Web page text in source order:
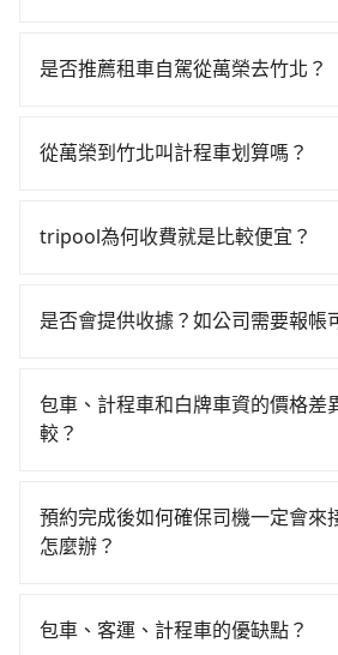
計程車前往高鐵站！從最早06:15一
元、車程約285分鐘。抵達高鐵站
價330元，再用5分鐘出站，最後再
行，高鐵加轉乘之平均每人花費為
城市的200倍。縱使幸運攔到一輛
小黃司機不按表收費，看乘客是外
鐵而不預約包車，不僅每人至少額
且更會額外浪費時間在轉乘與等車
用。
是否推薦租車自駕從萬榮去竹北？
間租車公司，如果不想額外花時間
從萬榮到竹北叫計程車划算嗎？
灣大車隊。依照里程跳錶計算，價
程車約1,010輛，計程車密度為雙北
這麼好叫，建議事先做好規劃。再
車司機不按錶計費，約有32%會採
輛計程車的費用就貴了，改預約一
型車最高可省$1,400。
tripool為何收費就是比較便宜？
一次使用tripool的會擔心價格比市
淘汰顧客評分較低的司機，且車輛
機也絕對不會在車內吸煙，於新冠
車率，也就是提高俗稱「回頭車」
在成本的控制，更是在傳統旺季（
低，如此便反應在服務品質的控管
是否會提供收據？如公司需要報帳
旅行業代收轉付電子收據，如果公
約付款前可以輸入公司的抬頭與統
包車、計程車和白牌車資的價格差
較？
包車：優點是搭乘舒適可以根據自
地點上車較客製化。此外，司機還
通塞車時亦會加收延遲費用，一般
預約完成後如何確保司機一定會來
怎麼辦？
派車。在出發前一天晚上八點時，
包車、客運、計程車的優缺點？